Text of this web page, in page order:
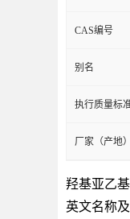
CAS编号
别名
执行质量标
厂家（产地）
羟基亚乙
英文名称